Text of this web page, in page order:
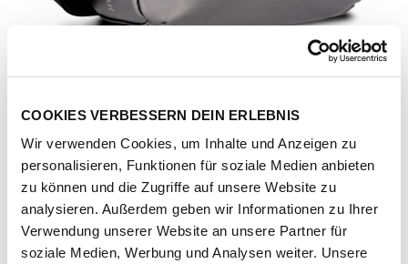
COOKIES VERBESSERN DEIN ERLEBNIS
Wir verwenden Cookies, um Inhalte und Anzeigen zu
personalisieren, Funktionen für soziale Medien anbieten
zu können und die Zugriffe auf unsere Website zu
analysieren. Außerdem geben wir Informationen zu Ihrer
Verwendung unserer Website an unsere Partner für
soziale Medien, Werbung und Analysen weiter. Unsere
Artikel-Nr.199377-1031-1001